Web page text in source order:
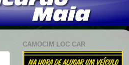
CAMOCIM LOC CAR